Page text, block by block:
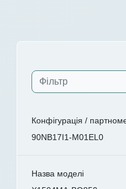
Конфігурація /
90NB17I1-M01EL0
Назва моделі